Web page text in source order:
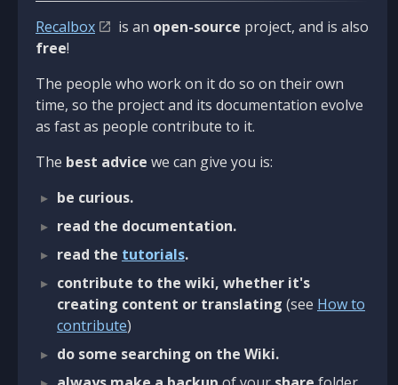
Recalbox is an open-source project, and is also
free!
The people who work on it do so on their own
time, so the project and its documentation evolve
as fast as people contribute to it.
The best advice we can give you is:
be curious.
read the documentation.
read the tutorials.
contribute to the wiki, whether it's
creating content or translating (see How to
contribute)
do some searching on the Wiki.